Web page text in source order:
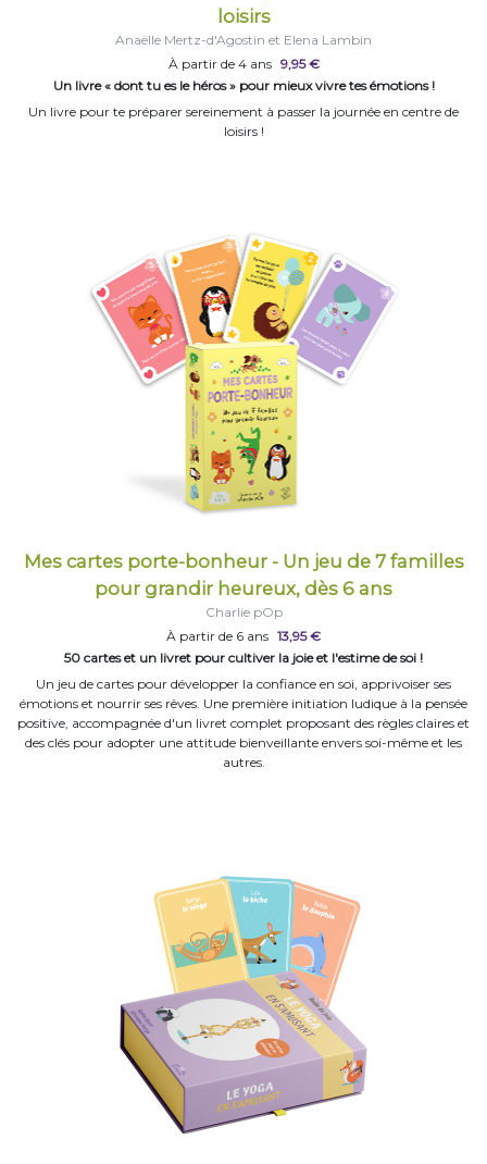
loisirs
Anaëlle Mertz-d'Agostin et Elena Lambin
À partir de 4 ans 9,95 €
Un livre « dont tu es le héros » pour mieux vivre tes émotions !
Un livre pour te préparer sereinement à passer la journée en centre de
loisirs !
Mes cartes porte-bonheur - Un jeu de 7 familles
pour grandir heureux, dès 6 ans
Charlie pOp
À partir de 6 ans 13,95 €
50 cartes et un livret pour cultiver la joie et l'estime de soi !
Un jeu de cartes pour développer la confiance en soi, apprivoiser ses
émotions et nourrir ses rêves. Une première initiation ludique à la pensée
positive, accompagnée d'un livret complet proposant des règles claires et
des clés pour adopter une attitude bienveillante envers soi-même et les
autres.